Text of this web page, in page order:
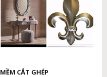
CẮT GHÉP